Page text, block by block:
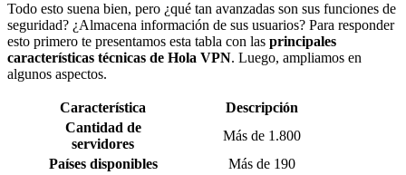
Todo esto suena bien, pero ¿qué tan avanzadas son sus funciones de
seguridad? ¿Almacena información de sus usuarios? Para responder
esto primero te presentamos esta tabla con las principales
características técnicas de Hola VPN. Luego, ampliamos en
algunos aspectos.
Característica
Descripción
Cantidad de
servidores
Más de 1.800
Países disponibles
Más de 190